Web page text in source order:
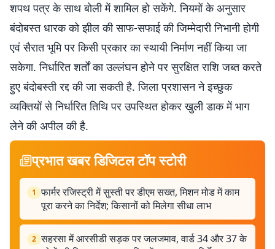
शपथ पत्र के साथ बोली में शामिल हो सकेंगे. नियमों के अनुसार
बंदोबस्त धारक को झील की साफ-सफाई की जिम्मेदारी निभानी होगी
एवं सैरात भूमि पर किसी प्रकार का स्थायी निर्माण नहीं किया जा
सकेगा. निर्धारित शर्तों का उल्लंघन होने पर सुरक्षित राशि जब्त करते
हुए बंदोबस्ती रद्द की जा सकती है. जिला प्रशासन ने इच्छुक
व्यक्तियों से निर्धारित तिथि पर उपस्थित होकर खुली डाक में भाग
लेने की अपील की है.
प्रभात खबर डिजिटल टॉप स्टोरी
1 फार्मर रजिस्ट्री में सुस्ती पर डीएम सख्त, मिशन मोड में काम
पूरा करने का निर्देश; किसानों को मिलेगा सीधा लाभ
2 सहरसा में आरसीडी सड़क पर जलजमाव, वार्ड 34 और 37 के